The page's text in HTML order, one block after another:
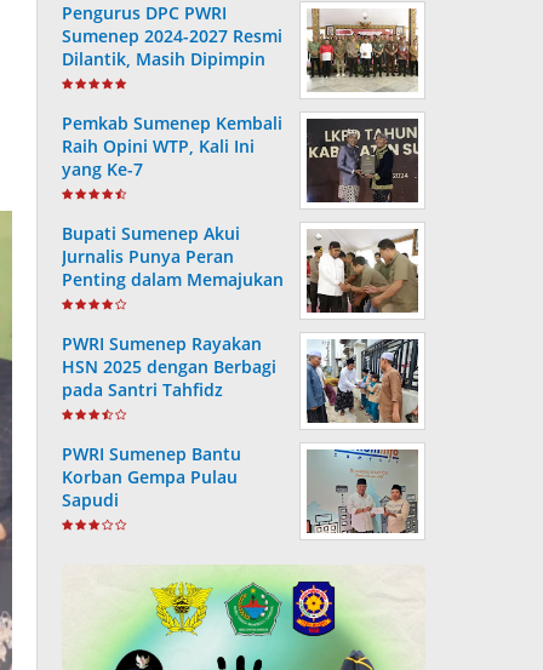
Pengurus DPC PWRI
Sumenep 2024-2027 Resmi
Dilantik, Masih Dipimpin
Rusydiyono
Pemkab Sumenep Kembali
Raih Opini WTP, Kali Ini
yang Ke-7
Bupati Sumenep Akui
Jurnalis Punya Peran
Penting dalam Memajukan
Daerah
PWRI Sumenep Rayakan
HSN 2025 dengan Berbagi
pada Santri Tahfidz
PWRI Sumenep Bantu
Korban Gempa Pulau
Sapudi